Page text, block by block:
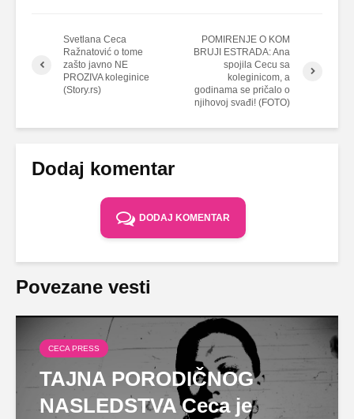
Svetlana Ceca
Ražnatović o tome
zašto javno NE
PROZIVA koleginice
(Story.rs)
POMIRENJE O KOM
BRUJI ESTRADA: Ana
spojila Cecu sa
koleginicom, a
godinama se pričalo o
njihovoj svađi! (FOTO)
Dodaj komentar
DODAJ KOMENTAR
Povezane vesti
CECA PRESS
TAJNA PORODIČNOG
NASLEDSTVA Ceca je